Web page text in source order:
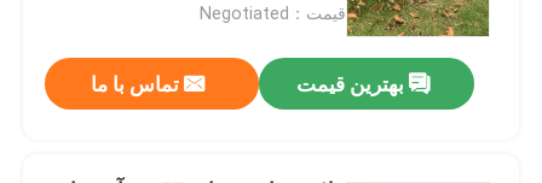
با ما تماس بگیرید
اخبار
و جشن ها. نصب آسان، سبک وزن،
قیمت：Negotiated
بهترین قیمت تماس با ما